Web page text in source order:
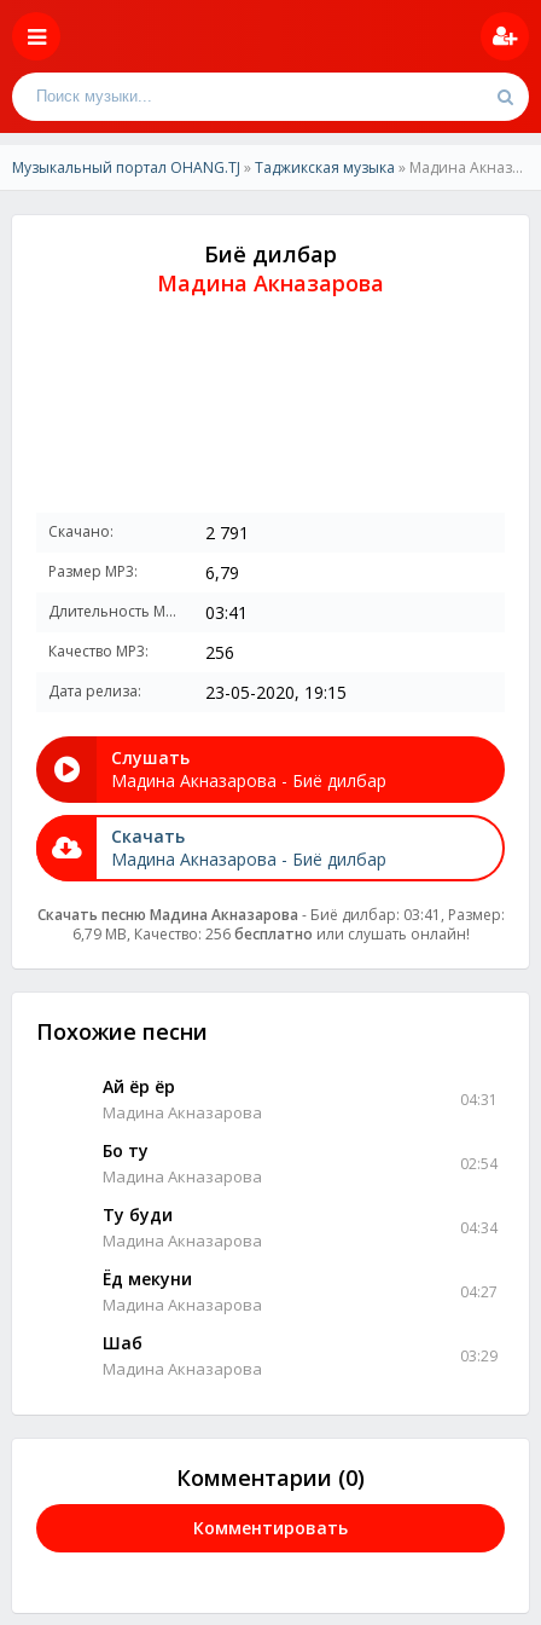
Музыкальный портал OHANG.TJ »Таджикская музыка » Мадина Акназарова-Биё дилбар
Биё дилбар
Мадина Акназарова
Скачано: 2 791
Размер MP3: 6,79
Длительность MP3: 03:41
Качество MP3: 256
Дата релиза: 23-05-2020, 19:15
Слушать
Мадина Акназарова - Биё дилбар
Скачать
Мадина Акназарова - Биё дилбар
Скачать песню Мадина Акназарова - Биё дилбар: 03:41, Размер:
6,79 MB, Качество: 256бесплатно или слушать онлайн!
Похожие песни
Ай ёр ёр
Мадина Акназарова
04:31
Бо ту
Мадина Акназарова
02:54
Ту буди
Мадина Акназарова
04:34
Ёд мекуни
Мадина Акназарова
04:27
Шаб
Мадина Акназарова
03:29
Комментарии (0)
Комментировать